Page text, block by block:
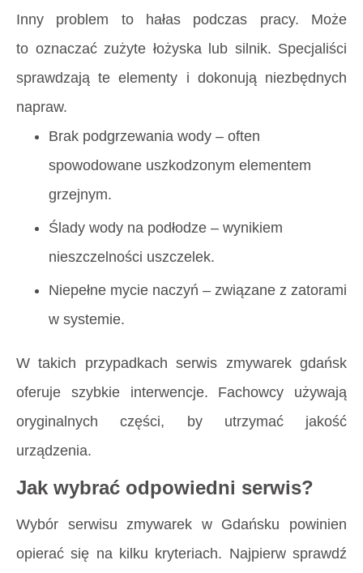
Inny problem to hałas podczas pracy. Może
to oznaczać zużyte łożyska lub silnik. Specjaliści
sprawdzają te elementy i dokonują niezbędnych
napraw.
Brak podgrzewania wody – often
spowodowane uszkodzonym elementem
grzejnym.
Ślady wody na podłodze – wynikiem
nieszczelności uszczelek.
Niepełne mycie naczyń – związane z zatorami
w systemie.
W takich przypadkach serwis zmywarek gdańsk
oferuje szybkie interwencje. Fachowcy używają
oryginalnych części, by utrzymać jakość
urządzenia.
Jak wybrać odpowiedni serwis?
Wybór serwisu zmywarek w Gdańsku powinien
opierać się na kilku kryteriach. Najpierw sprawdź